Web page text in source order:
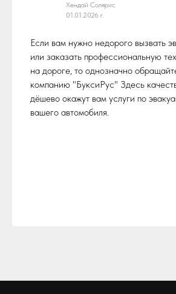
Хендай Солярис
01.01.2026 г.
Если вам нужно недорого вызвать
или заказать профессиональную
на дороге, то однозначно
компанию "БуксиРус" Здесь
дёшево окажут вам услуги по
вашего автомобиля.